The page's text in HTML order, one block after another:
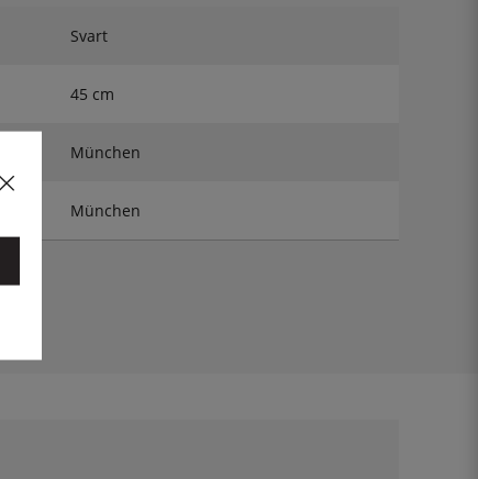
Svart
45 cm
München
München